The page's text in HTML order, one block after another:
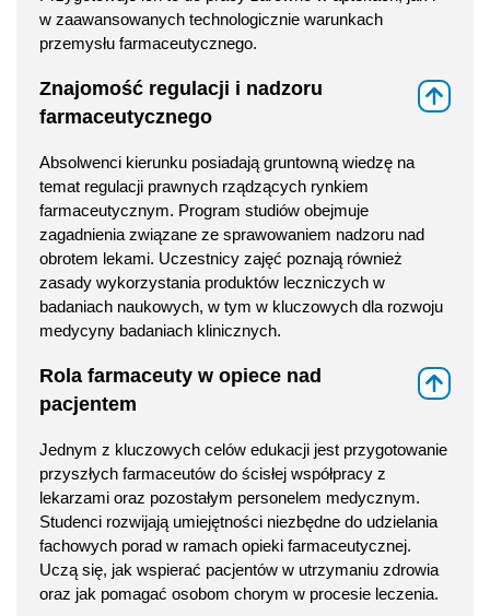
w zaawansowanych technologicznie warunkach
przemysłu farmaceutycznego.
Znajomość regulacji i nadzoru
farmaceutycznego
Absolwenci kierunku posiadają gruntowną wiedzę na
temat regulacji prawnych rządzących rynkiem
farmaceutycznym. Program studiów obejmuje
zagadnienia związane ze sprawowaniem nadzoru nad
obrotem lekami. Uczestnicy zajęć poznają również
zasady wykorzystania produktów leczniczych w
badaniach naukowych, w tym w kluczowych dla rozwoju
medycyny badaniach klinicznych.
Rola farmaceuty w opiece nad
pacjentem
Jednym z kluczowych celów edukacji jest przygotowanie
przyszłych farmaceutów do ścisłej współpracy z
lekarzami oraz pozostałym personelem medycznym.
Studenci rozwijają umiejętności niezbędne do udzielania
fachowych porad w ramach opieki farmaceutycznej.
Uczą się, jak wspierać pacjentów w utrzymaniu zdrowia
oraz jak pomagać osobom chorym w procesie leczenia.